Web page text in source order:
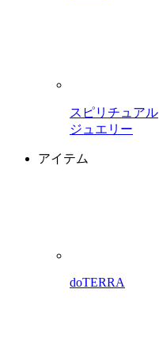
スピリチュアル
ジュエリー
アイテム
doTERRA